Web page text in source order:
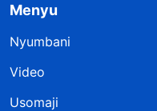
Menyu
Nyumbani
Video
Usomaji